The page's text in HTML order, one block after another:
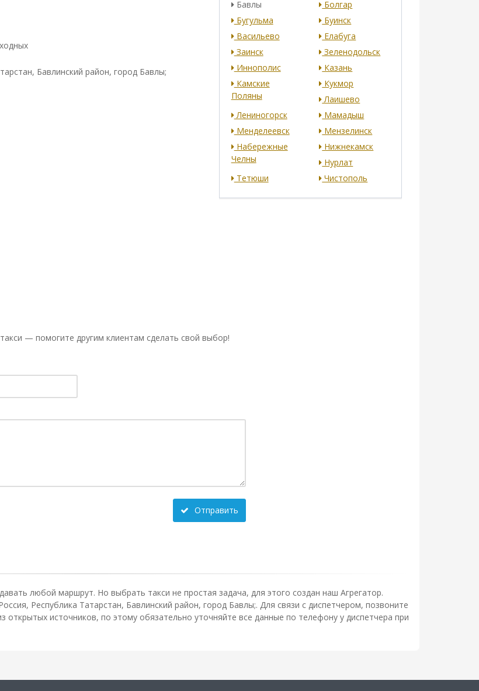
Бавлинский район, город Бавлы;
Бавлы
Болгар
Бугульма
Буинск
Васильево
Елабуга
Заинск
Зеленодольск
Иннополис
Казань
Камские
Поляны
Кукмор
Лаишево
Лениногорск
Мамадыш
Менделеевск
Мензелинск
Набережные
Челны
Нижнекамск
Нурлат
Тетюши
Чистополь
— помогите другим клиентам сделать свой выбор!
Отправить
любой маршрут. Но выбрать такси не простая задача, для этого создан наш Агрегатор.
Республика Татарстан, Бавлинский район, город Бавлы;. Для связи с диспетчером, позвоните
источников, по этому обязательно уточняйте все данные по телефону у диспетчера при